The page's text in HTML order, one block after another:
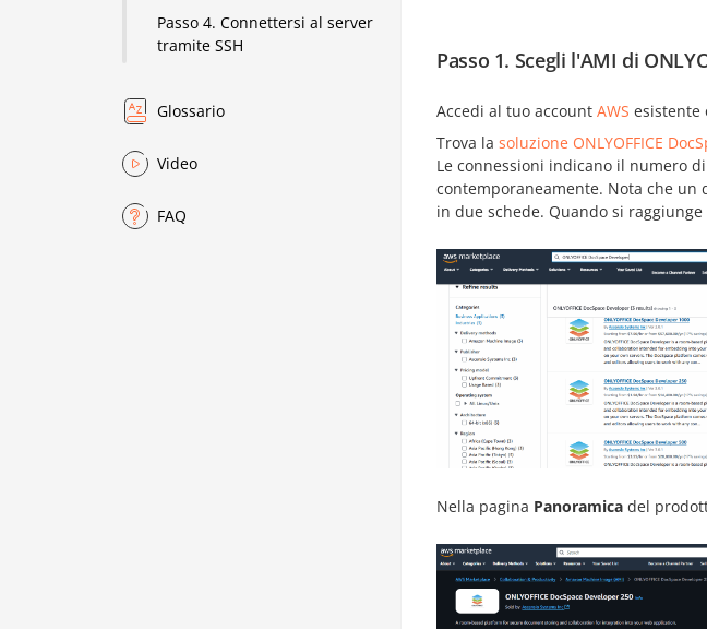
Passo 4. Connettersi al server
tramite SSH
Glossario
Video
FAQ
Passo 1. Scegli l'AMI di
Accedi al tuo account AWS esistente
Trova la soluzione ONLYOFFICE
Le connessioni indicano il numero
contemporaneamente. Nota che
in due schede. Quando si
Nella pagina Panoramica del